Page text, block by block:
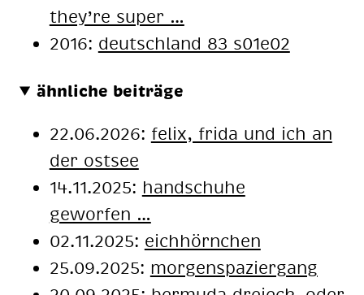
they’re su­per …
2016: deutschland 83 s01e02
ähnliche beiträge
22.06.2026: felix, frida und ich an
der ostsee
14.11.2025: handschuhe
geworfen …
02.11.2025: eichhörnchen
25.09.2025: mor­gen­spa­zier­gang